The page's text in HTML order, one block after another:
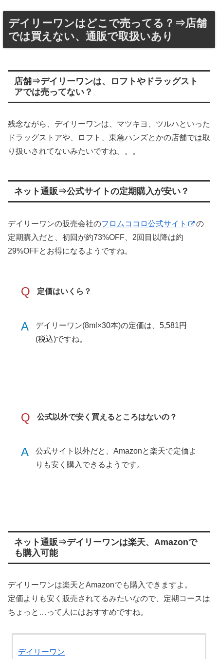
デイリーワンはどこで売ってる？⇒店舗
では買えない、通販で取扱いあり
店舗⇒デイリーワンは、ロフトやドラッグスト
アでは売ってない？
残念ながら、デイリーワンは、マツキヨ、ツルハといった
ドラッグストアや、ロフト、東急ハンズとかの店舗では取
り扱いされてないみたいですね。。。
ネット通販⇒公式サイトの定期購入が安い？
デイリーワンの販売会社のフロムココロ公式サイト
の
定期購入だと、初回が約73%OFF、2回目以降は約
29%OFFとお得になるようですね。
Q 定価はいくら？
A
デイリーワン(8ml×30本)の定価は、5,581円
(税込)ですね。
Q 公式以外で安く買えるところはないの？
A
公式サイト以外だと、Amazonと楽天で定価よ
りも安く購入できるようです。
ネット通販⇒デイリーワンは楽天、Amazonで
も購入可能
デイリーワンは楽天とAmazonでも購入できますよ。
定価よりも安く販売されてるみたいなので、定期コースは
ちょっと…って人にはおすすめですね。
デイリーワン